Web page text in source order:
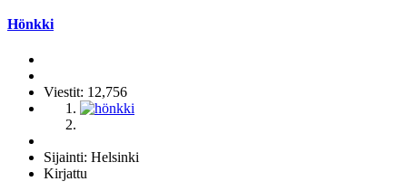
Hönkki
Viestit: 12,756
Sijainti: Helsinki
Kirjattu